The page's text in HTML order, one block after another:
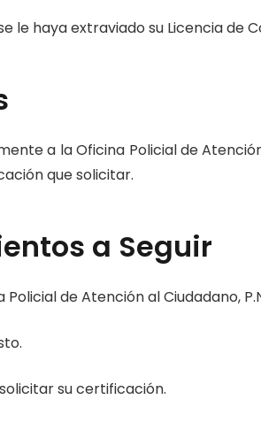
le haya extraviado su Licencia de
a la Oficina Policial de
que solicitar.
a Seguir
Policial de Atención al Ciudadano,
su certificación.